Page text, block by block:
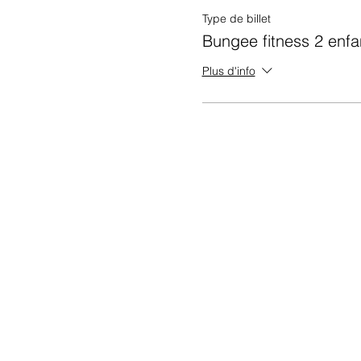
• Votre matériel d'exercice
Violet offre une approche
Type de billet
Bungee fitness 2
Plus d'info